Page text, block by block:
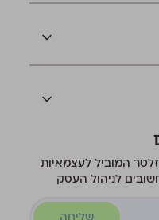
המוביל לעצמאיות
לניהול העסק
שליחה